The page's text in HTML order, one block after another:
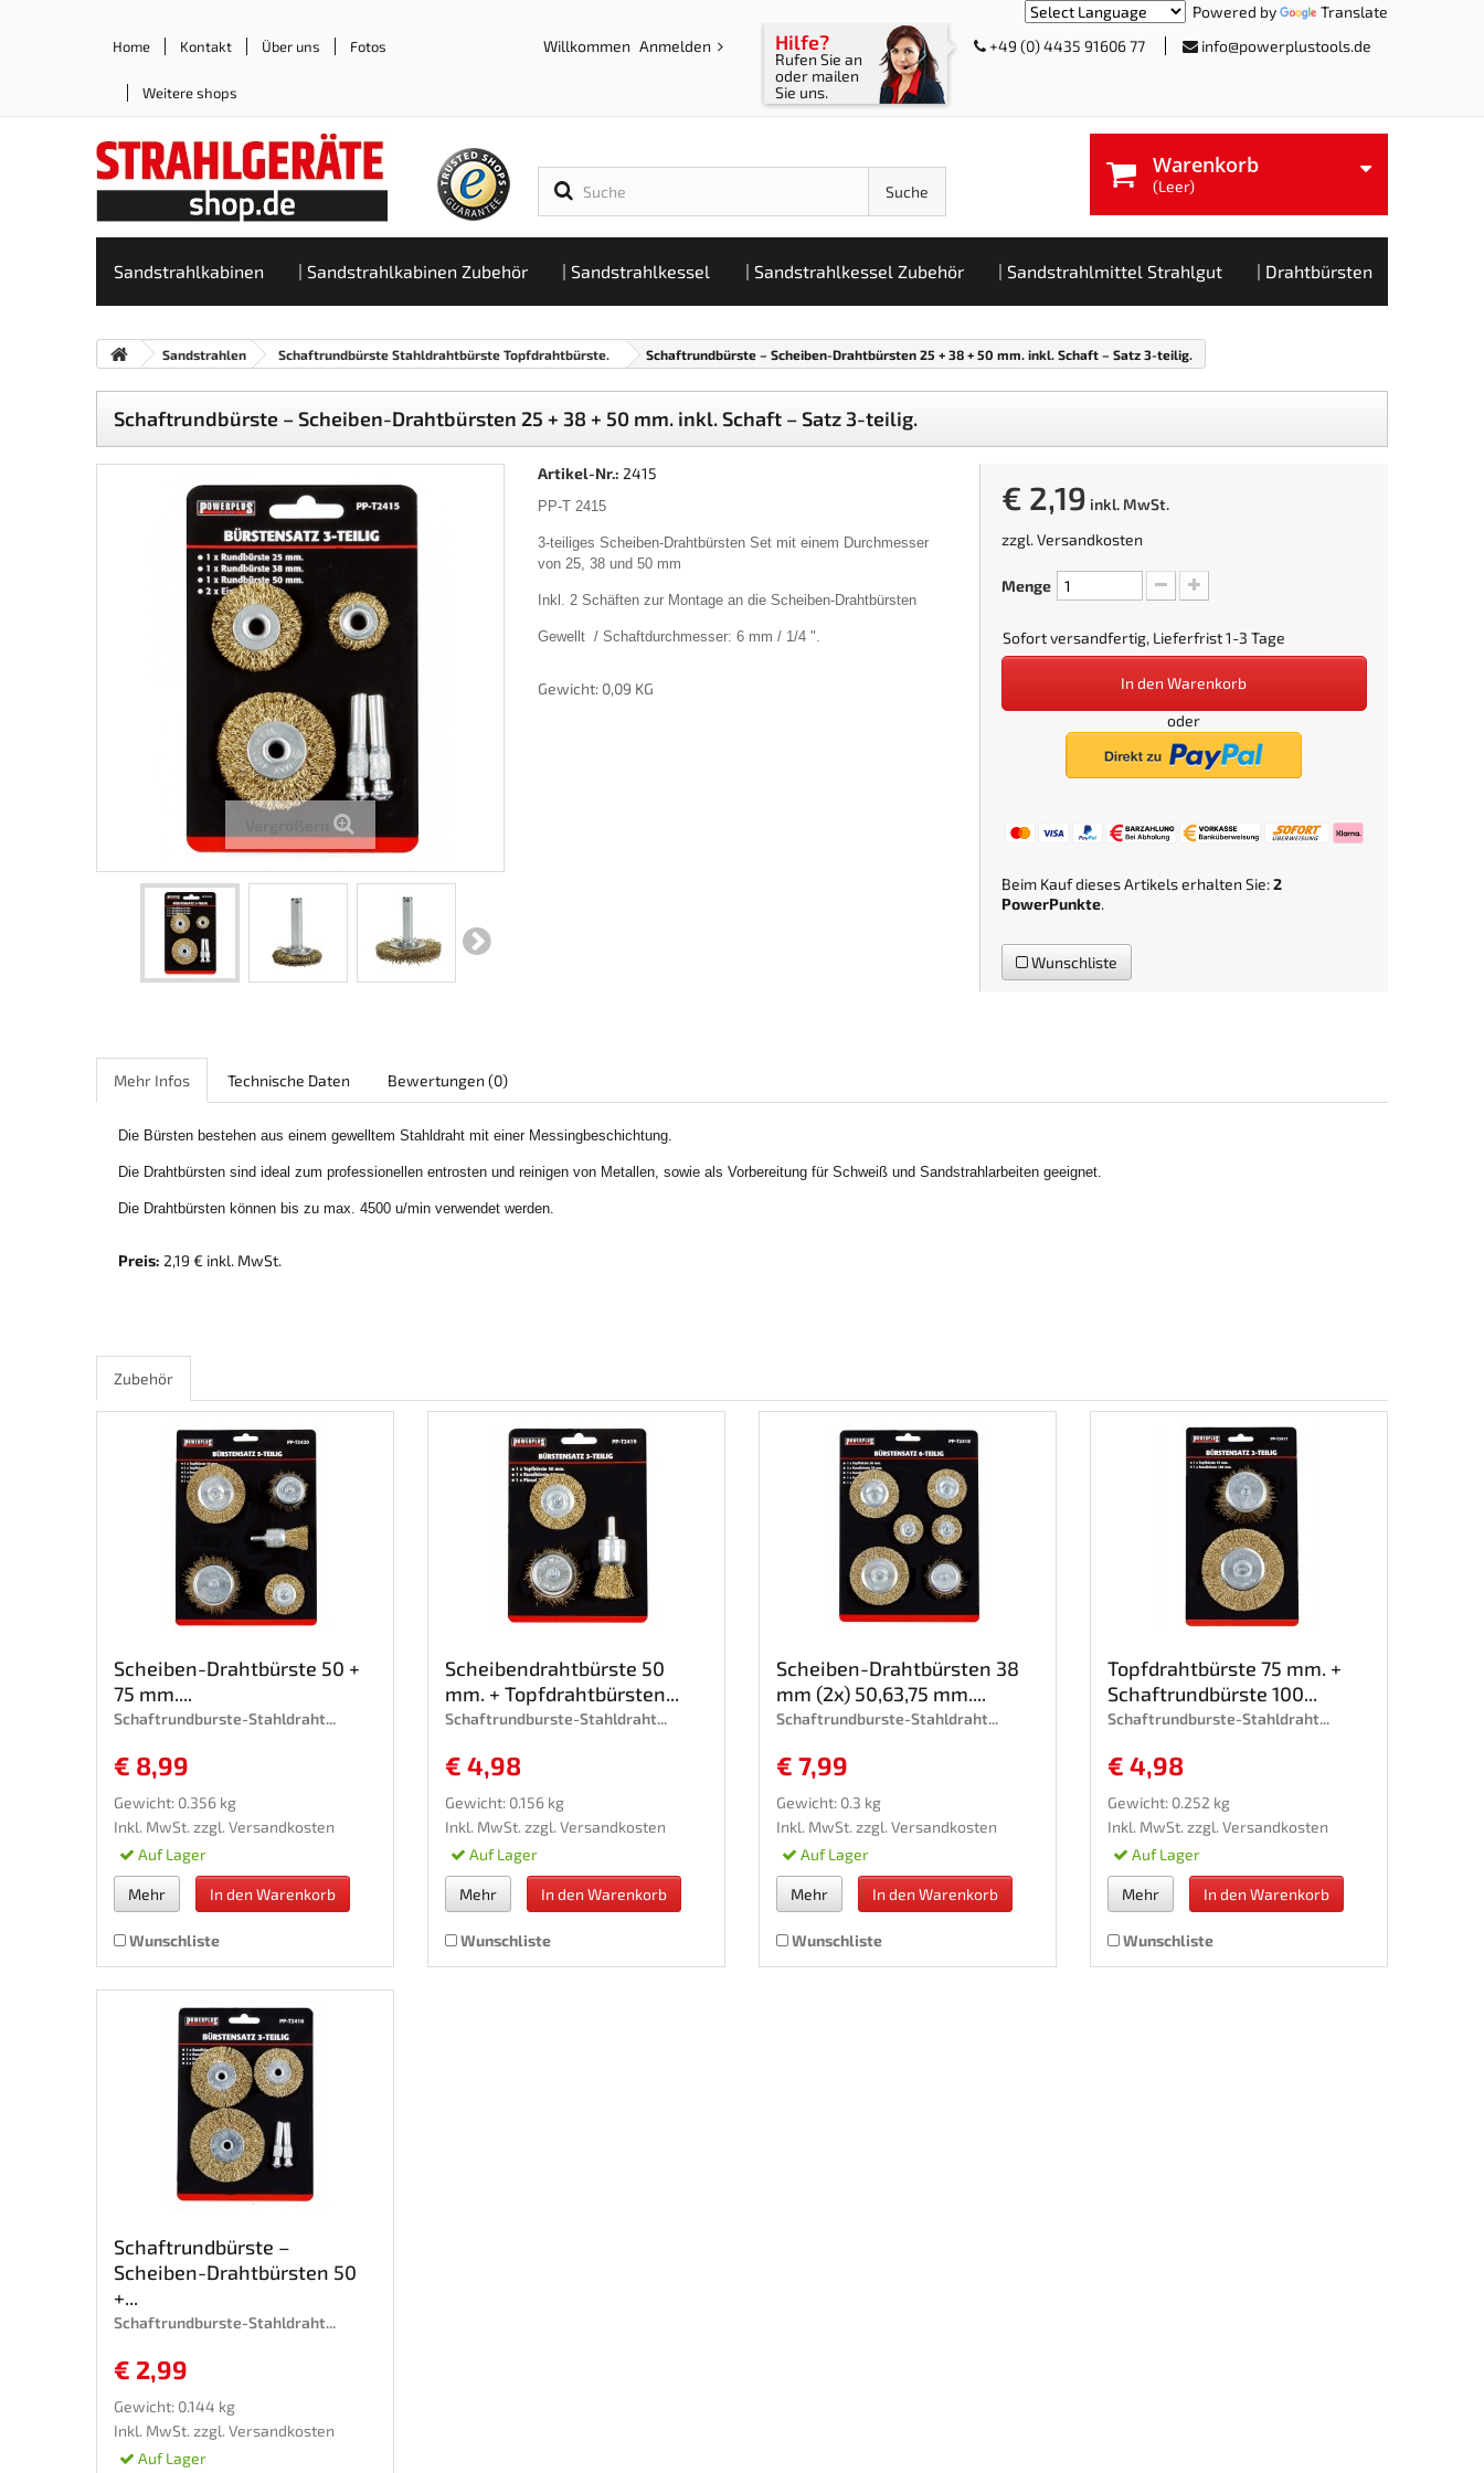
Powered by Translate
Home Kontakt Über uns Fotos
Weitere shops
Willkommen Anmelden Hilfe?
Rufen Sie an
oder mailen
Sie uns.
+49 (0) 4435 91606 77 info@powerplustools.de
Suche
Warenkorb
(Leer)
Sandstrahlkabinen Sandstrahlkabinen Zubehör Sandstrahlkessel Sandstrahlkessel Zubehör Sandstrahlmittel Strahlgut Drahtbürsten
Sandstrahlen Schaftrundbürste Stahldrahtbürste Topfdrahtbürste. Schaftrundbürste – Scheiben-Drahtbürsten 25 + 38 + 50 mm. inkl. Schaft – Satz 3-teilig.
Schaftrundbürste – Scheiben-Drahtbürsten 25 + 38 + 50 mm. inkl. Schaft – Satz 3-teilig.
Artikel-Nr.: 2415
PP-T 2415
3-teiliges Scheiben-Drahtbürsten Set mit einem Durchmesser
von 25, 38 und 50 mm
Inkl. 2 Schäften zur Montage an die Scheiben-Drahtbürsten
Gewellt / Schaftdurchmesser: 6 mm / 1/4 ".
Gewicht: 0,09 KG
€ 2,19 inkl. MwSt.
zzgl.Versandkosten
Menge
Sofort versandfertig, Lieferfrist 1-3 Tage
In den Warenkorb
oder
Beim Kauf dieses Artikels erhalten Sie:2
PowerPunkte.
Wunschliste
Mehr Infos Technische Daten Bewertungen (0)
Die Bürsten bestehen aus einem gewelltem Stahldraht mit einer Messingbeschichtung.
Die Drahtbürsten sind ideal zum professionellen entrosten und reinigen von Metallen, sowie als Vorbereitung für Schweiß und Sandstrahlarbeiten geeignet.
Die Drahtbürsten können bis zu max. 4500 u/min verwendet werden.
Preis: 2,19 € inkl. MwSt.
Zubehör
Scheiben-Drahtbürste 50 +
75 mm....
Schaftrundburste-Stahldraht...
€ 8,99
Gewicht: 0.356 kg
Inkl. MwSt. zzgl. Versandkosten
Auf Lager
Mehr In den Warenkorb
Wunschliste
Scheibendrahtbürste 50
mm. + Topfdrahtbürsten...
Schaftrundburste-Stahldraht...
€ 4,98
Gewicht: 0.156 kg
Inkl. MwSt. zzgl. Versandkosten
Auf Lager
Mehr In den Warenkorb
Wunschliste
Scheiben-Drahtbürsten 38
mm (2x) 50,63,75 mm....
Schaftrundburste-Stahldraht...
€ 7,99
Gewicht: 0.3 kg
Inkl. MwSt. zzgl. Versandkosten
Auf Lager
Mehr In den Warenkorb
Wunschliste
Topfdrahtbürste 75 mm. +
Schaftrundbürste 100...
Schaftrundburste-Stahldraht...
€ 4,98
Gewicht: 0.252 kg
Inkl. MwSt. zzgl. Versandkosten
Auf Lager
Mehr In den Warenkorb
Wunschliste
Schaftrundbürste –
Scheiben-Drahtbürsten 50
+...
Schaftrundburste-Stahldraht...
€ 2,99
Gewicht: 0.144 kg
Inkl. MwSt. zzgl. Versandkosten
Auf Lager